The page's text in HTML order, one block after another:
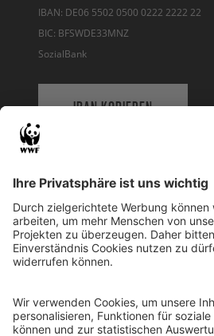
IBAN: DE06 5502 0500 0222 2222 22
BIC: BFSWDE33MNZ
SozialBank
IBAN KOPIEREN
WWF Deutschland
Reinhardtstr. 18
10117 Berlin
Ihre Spende kann steuerlich